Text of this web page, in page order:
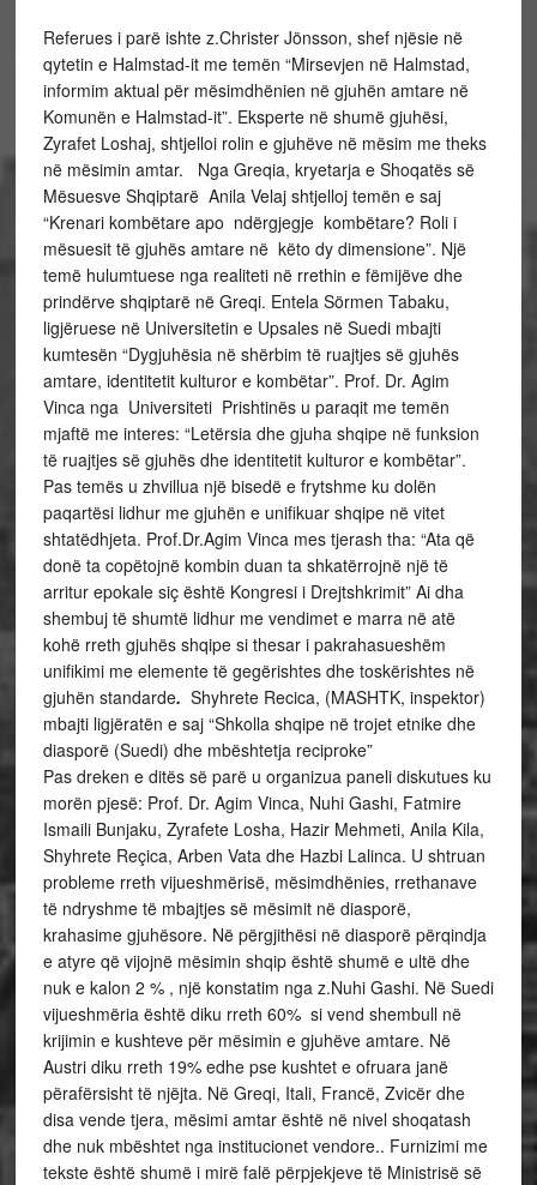
Referues i parë ishte z.Christer Jönsson, shef njësie në
qytetin e Halmstad-it me temën “Mirsevjen në Halmstad,
informim aktual për mësimdhënien në gjuhën amtare në
Komunën e Halmstad-it”. Eksperte në shumë gjuhësi,
Zyrafet Loshaj, shtjelloi rolin e gjuhëve në mësim me theks
në mësimin amtar. Nga Greqia, kryetarja e Shoqatës së
Mësuesve Shqiptarë Anila Velaj shtjelloj temën e saj
“Krenari kombëtare apo ndërgjegje kombëtare? Roli i
mësuesit të gjuhës amtare në këto dy dimensione”. Një
temë hulumtuese nga realiteti në rrethin e fëmijëve dhe
prindërve shqiptarë në Greqi. Entela Sörmen Tabaku,
ligjëruese në Universitetin e Upsales në Suedi mbajti
kumtesën “Dygjuhësia në shërbim të ruajtjes së gjuhës
amtare, identitetit kulturor e kombëtar”. Prof. Dr. Agim
Vinca nga Universiteti Prishtinës u paraqit me temën
mjaftë me interes: “Letërsia dhe gjuha shqipe në funksion
të ruajtjes së gjuhës dhe identitetit kulturor e kombëtar”.
Pas temës u zhvillua një bisedë e frytshme ku dolën
paqartësi lidhur me gjuhën e unifikuar shqipe në vitet
shtatëdhjeta. Prof.Dr.Agim Vinca mes tjerash tha: “Ata që
donë ta copëtojnë kombin duan ta shkatërrojnë një të
arritur epokale siç është Kongresi i Drejtshkrimit” Ai dha
shembuj të shumtë lidhur me vendimet e marra në atë
kohë rreth gjuhës shqipe si thesar i pakrahasueshëm
unifikimi me elemente të gegërishtes dhe toskërishtes në
gjuhën standarde. Shyhrete Recica, (MASHTK, inspektor)
mbajti ligjëratën e saj “Shkolla shqipe në trojet etnike dhe
diasporë (Suedi) dhe mbështetja reciproke”
Pas dreken e ditës së parë u organizua paneli diskutues ku
morën pjesë: Prof. Dr. Agim Vinca, Nuhi Gashi, Fatmire
Ismaili Bunjaku, Zyrafete Losha, Hazir Mehmeti, Anila Kila,
Shyhrete Reçica, Arben Vata dhe Hazbi Lalinca. U shtruan
probleme rreth vijueshmërisë, mësimdhënies, rrethanave
të ndryshme të mbajtjes së mësimit në diasporë,
krahasime gjuhësore. Në përgjithësi në diasporë përqindja
e atyre që vijojnë mësimin shqip është shumë e ultë dhe
nuk e kalon 2 % , një konstatim nga z.Nuhi Gashi. Në Suedi
vijueshmëria është diku rreth 60% si vend shembull në
krijimin e kushteve për mësimin e gjuhëve amtare. Në
Austri diku rreth 19% edhe pse kushtet e ofruara janë
përafërsisht të njëjta. Në Greqi, Itali, Francë, Zvicër dhe
disa vende tjera, mësimi amtar është në nivel shoqatash
dhe nuk mbështet nga institucionet vendore.. Furnizimi me
tekste është shumë i mirë falë përpjekjeve të Ministrisë së